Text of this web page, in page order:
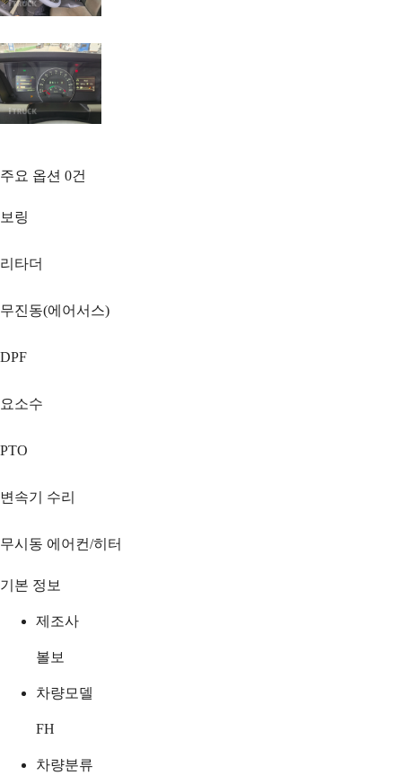
주요 옵션 0건
보링
리타더
무진동(에어서스)
DPF
요소수
PTO
변속기 수리
무시동 에어컨/히터
기본 정보
제조사
볼보
차량모델
FH
차량분류